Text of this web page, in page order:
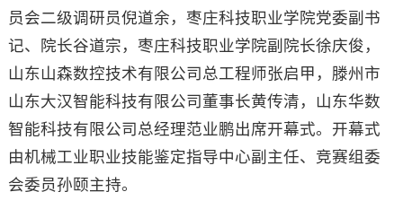
员会二级调研员倪道余，枣庄科技职业学院党委副书
记、院长谷道宗，枣庄科技职业学院副院长徐庆俊，
山东山森数控技术有限公司总工程师张启甲，滕州市
山东大汉智能科技有限公司董事长黄传清，山东华数
智能科技有限公司总经理范业鹏出席开幕式。开幕式
由机械工业职业技能鉴定指导中心副主任、竞赛组委
会委员孙颐主持。